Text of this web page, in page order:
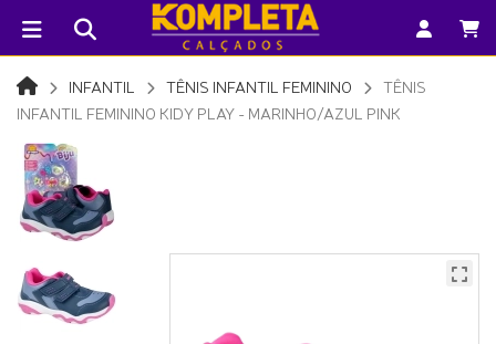
INFANTIL TÊNIS INFANTIL FEMININO
TÊNIS
INFANTIL FEMININO KIDY PLAY - MARINHO/AZUL PINK